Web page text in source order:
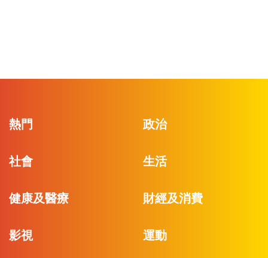
熱門 政治
社會 生活
健康及醫療 財經及消費
影視 運動